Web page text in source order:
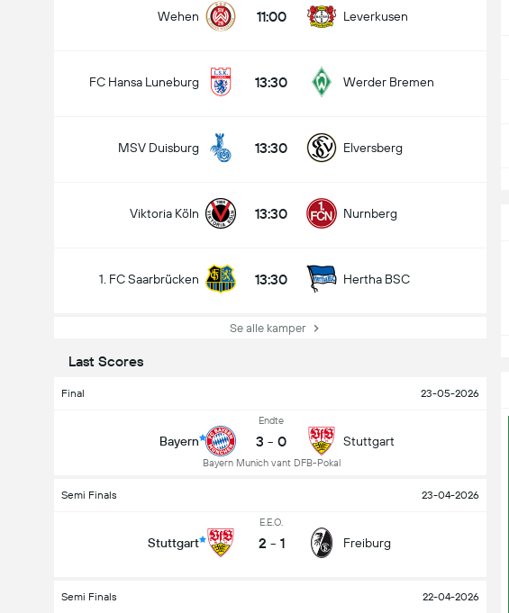
Wehen 11:00 Leverkusen
FC Hansa Luneburg 13:30 Werder Bremen
MSV Duisburg 13:30 Elversberg
Viktoria Köln 13:30 Nurnberg
1. FC Saarbrücken 13:30 Hertha BSC
Se alle kamper
Last Scores
Final 23-05-2026
Bayern
Endte
3 - 0
Bayern Munich vant DFB-Pokal
Stuttgart
Semi Finals 23-04-2026
Stuttgart
E.E.O.
2 - 1 Freiburg
Semi Finals 22-04-2026